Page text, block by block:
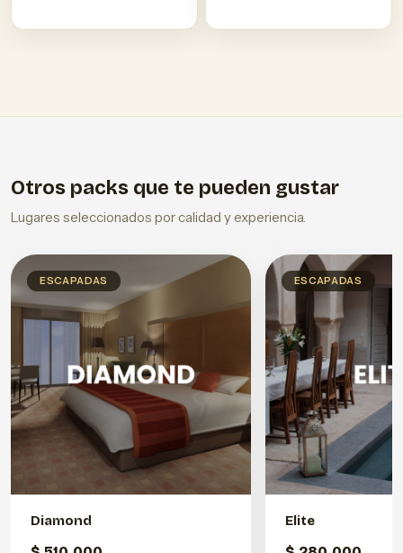
Otros packs que te pueden gustar
Lugares seleccionados por calidad y experiencia.
ESCAPADAS
Diamond
ESCAPADAS
Elite